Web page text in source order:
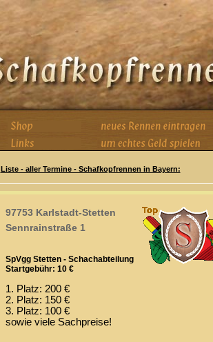
Liste - aller Termine - Schafkopfrennen in Bayern:
97753 Karlstadt-Stetten
Sennrainstraße 1
SpVgg Stetten - Schachabteilung
Startgebühr: 10 €
1. Platz: 200 €
2. Platz: 150 €
3. Platz: 100 €
sowie viele Sachpreise!